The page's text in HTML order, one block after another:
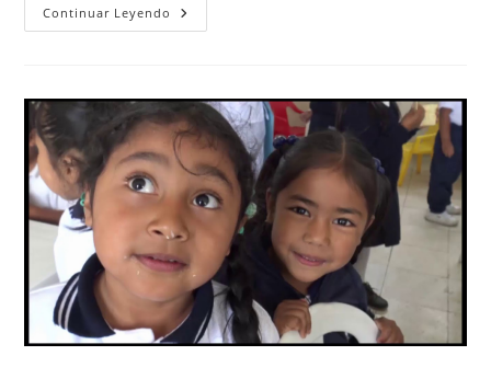
Continuar Leyendo Fundación
De